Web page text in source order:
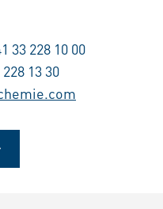
33 228 10 00
13 30